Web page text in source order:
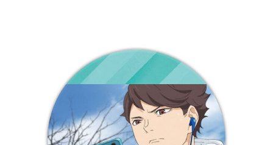
2.透過簡訊連結打開帳單後，可選擇「超商條碼／台灣大直營門市／銀行轉
帳／街口支付／iPASS MONEY」等通路繳費。
1.本服務係由「台灣大哥大股份有限公司」（以下簡稱本公司）所提供，讓
用戶於交易時，得透過本服務購買商品或服務，並由商店將買賣／分期付款
買賣價金債權讓與本公司後，依約使用本公司帳單繳交帳款。
2.基於同意付款使用「大哥付你分期」之契約關係目的，商店將以您的個人
資料（包含姓名、電話或地址）提供予台灣大哥大進項蒐集、處理及利用，
預購-7-11取貨付款(舊)
每筆NT$90，滿NT$3,000(含以上)免運費
預購-付款後7-11取貨(舊)
每筆NT$90，滿NT$3,000(含以上)免運費
預購-宅配(舊)